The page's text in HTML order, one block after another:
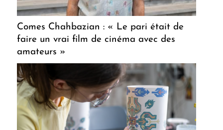
Comes Chahbazian : « Le pari était de
faire un vrai film de cinéma avec des
amateurs »